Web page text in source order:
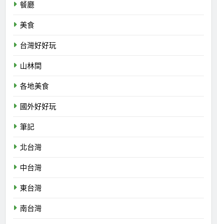
餐廳
美食
台灣好好玩
山林間
各地美食
國外好好玩
筆記
北台灣
中台灣
東台灣
南台灣